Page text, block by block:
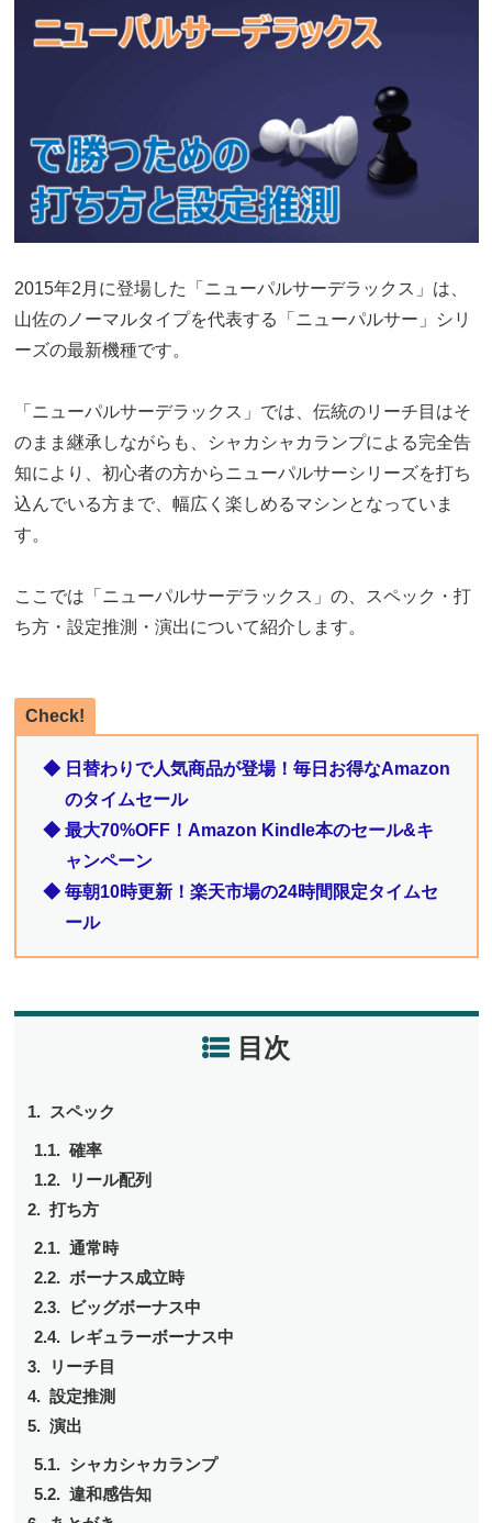
2015年2月に登場した「ニューパルサーデラックス」は、
山佐のノーマルタイプを代表する「ニューパルサー」シリ
ーズの最新機種です。
「ニューパルサーデラックス」では、伝統のリーチ目はそ
のまま継承しながらも、シャカシャカランプによる完全告
知により、初心者の方からニューパルサーシリーズを打ち
込んでいる方まで、幅広く楽しめるマシンとなっていま
す。
ここでは「ニューパルサーデラックス」の、スペック・打
ち方・設定推測・演出について紹介します。
Check!
◆ 日替わりで人気商品が登場！毎日お得なAmazon
のタイムセール
◆ 最大70%OFF！Amazon Kindle本のセール&キ
ャンペーン
◆ 毎朝10時更新！楽天市場の24時間限定タイムセ
ール
目次
スペック
確率
リール配列
打ち方
通常時
ボーナス成立時
ビッグボーナス中
レギュラーボーナス中
リーチ目
設定推測
演出
シャカシャカランプ
違和感告知